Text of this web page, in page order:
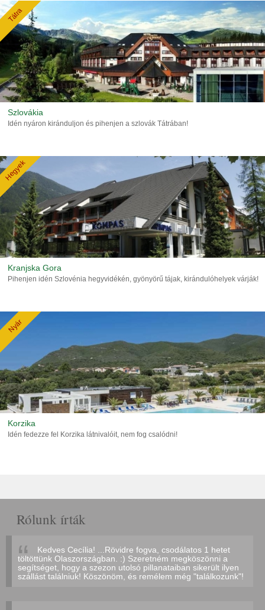
Tátra
Szlovákia
Idén nyáron kiránduljon és pihenjen a szlovák Tátrában!
Hegyek
Kranjska Gora
Pihenjen idén Szlovénia hegyvidékén, gyönyörű tájak, kirándulóhelyek várják!
Nyár
Korzika
Idén fedezze fel Korzika látnivalóit, nem fog csalódni!
Rólunk írták
Kedves Cecília! ...Rövidre fogva, csodálatos 1 hetet
töltöttünk Olaszországban. :) Szeretném megköszönni a
segítséget, hogy a szezon utolsó pillanataiban sikerült ilyen
szállást találniuk! Köszönöm, és remélem még "találkozunk"!